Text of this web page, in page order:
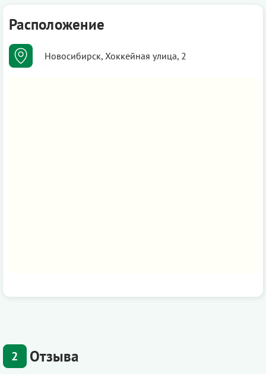
Расположение
Новосибирск, Хоккейная улица, 2
2 Отзыва